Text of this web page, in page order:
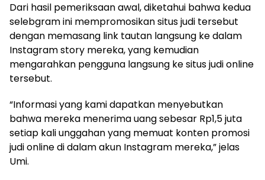
Dari hasil pemeriksaan awal, diketahui bahwa kedua
selebgram ini mempromosikan situs judi tersebut
dengan memasang link tautan langsung ke dalam
Instagram story mereka, yang kemudian
mengarahkan pengguna langsung ke situs judi online
tersebut.
“Informasi yang kami dapatkan menyebutkan
bahwa mereka menerima uang sebesar Rp1,5 juta
setiap kali unggahan yang memuat konten promosi
judi online di dalam akun Instagram mereka,” jelas
Umi.